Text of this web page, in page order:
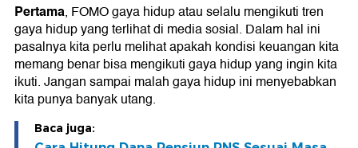
Pertama, FOMO gaya hidup atau selalu mengikuti tren
gaya hidup yang terlihat di media sosial. Dalam hal ini
pasalnya kita perlu melihat apakah kondisi keuangan kita
memang benar bisa mengikuti gaya hidup yang ingin kita
ikuti. Jangan sampai malah gaya hidup ini menyebabkan
kita punya banyak utang.
Baca juga: